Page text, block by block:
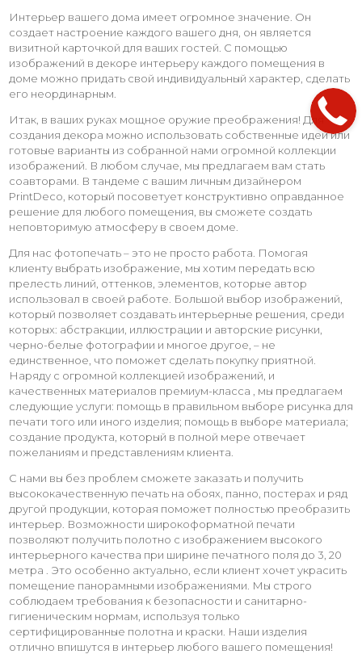
Интерьер вашего дома имеет огромное значение. Он
создает настроение каждого вашего дня, он является
визитной карточкой для ваших гостей. С помощью
изображений в декоре интерьеру каждого помещения в
доме можно придать свой индивидуальный характер, сделать
его неординарным.
Итак, в ваших руках мощное оружие преображения! Для
создания декора можно использовать собственные идеи или
готовые варианты из собранной нами огромной коллекции
изображений. В любом случае, мы предлагаем вам стать
соавторами. В тандеме с вашим личным дизайнером
PrintDeco, который посоветует конструктивно оправданное
решение для любого помещения, вы сможете создать
неповторимую атмосферу в своем доме.
Для нас фотопечать – это не просто работа. Помогая
клиенту выбрать изображение, мы хотим передать всю
прелесть линий, оттенков, элементов, которые автор
использовал в своей работе. Большой выбор изображений,
который позволяет создавать интерьерные решения, среди
которых: абстракции, иллюстрации и авторские рисунки,
черно-белые фотографии и многое другое, – не
единственное, что поможет сделать покупку приятной.
Наряду с огромной коллекцией изображений, и
качественных материалов премиум-класса , мы предлагаем
следующие услуги: помощь в правильном выборе рисунка для
печати того или иного изделия; помощь в выборе материала;
создание продукта, который в полной мере отвечает
пожеланиям и представлениям клиента.
С нами вы без проблем сможете заказать и получить
высококачественную печать на обоях, панно, постерах и ряд
другой продукции, которая поможет полностью преобразить
интерьер. Возможности широкоформатной печати
позволяют получить полотно с изображением высокого
интерьерного качества при ширине печатного поля до 3, 20
метра . Это особенно актуально, если клиент хочет украсить
помещение панорамными изображениями. Мы строго
соблюдаем требования к безопасности и санитарно-
гигиеническим нормам, используя только
сертифицированные полотна и краски. Наши изделия
отлично впишутся в интерьер любого вашего помещения!